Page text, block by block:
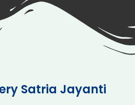
Satria Jayanti